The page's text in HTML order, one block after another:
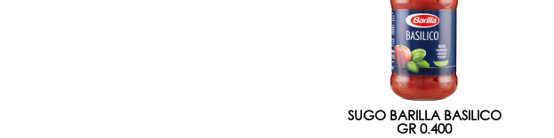
SUGO BARILLA BASILICO
GR 0.400